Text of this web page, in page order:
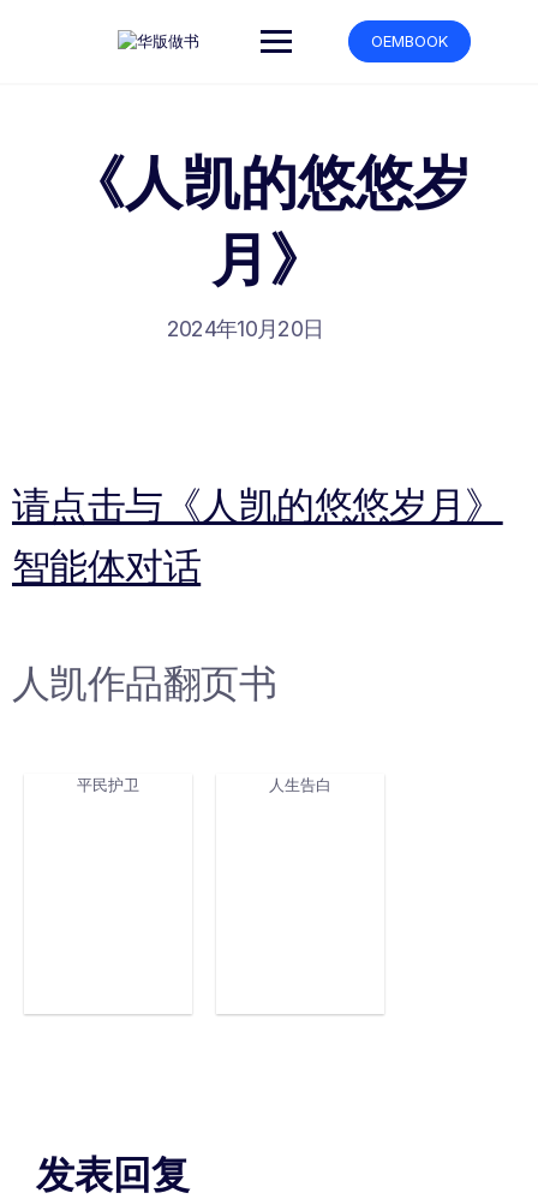
OEMBOOK
《人凯的悠悠岁
月》
2024年10月20日
请点击与《人凯的悠悠岁月》
智能体对话
人凯作品翻页书
平民护卫 人生告白
发表回复